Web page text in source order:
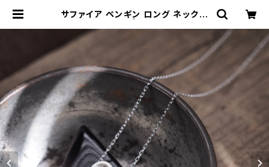
サファイア ペンギン ロング ネックレ
ー(Cloud-jewelry) レディース メ
ンズ アクセサリー ネックレス ピアス